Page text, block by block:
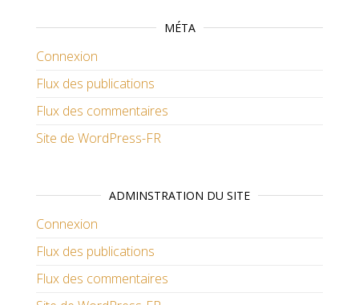
MÉTA
Connexion
Flux des publications
Flux des commentaires
Site de WordPress-FR
ADMINSTRATION DU SITE
Connexion
Flux des publications
Flux des commentaires